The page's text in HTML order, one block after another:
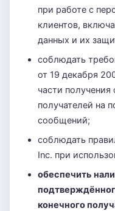
при работе с
клиентов,
данных и их
соблюдать
от 19 декабря
части получения
получателей на
сообщений;
соблюдать
Inc. при
обеспечить
конечного